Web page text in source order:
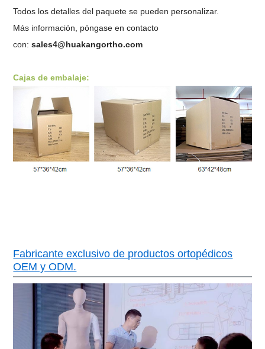
Todos los detalles del paquete se pueden personalizar.
Más información, póngase en contacto
con:sales4@huakangortho.com
Cajas de embalaje:
Fabricante exclusivo de productos ortopédicos
OEM y ODM.